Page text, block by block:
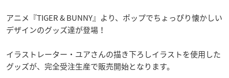
アニメ『TIGER & BUNNY』より、ポップでちょっぴり懐かしい
デザインのグッズ達が登場！
イラストレーター・ユアさんの描き下ろしイラストを使用した
グッズが、完全受注生産で販売開始となります。